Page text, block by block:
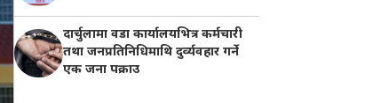
दार्चुलामा वडा कार्यालयभित्र कर्मचारी
तथा जनप्रतिनिधिमाथि दुर्व्यवहार गर्ने
एक जना पक्राउ